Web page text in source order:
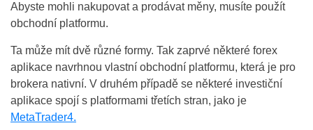
Abyste mohli nakupovat a prodávat měny, musíte použít
obchodní platformu.
Ta může mít dvě různé formy. Tak zaprvé některé forex
aplikace navrhnou vlastní obchodní platformu, která je pro
brokera nativní. V druhém případě se některé investiční
aplikace spojí s platformami třetích stran, jako je
MetaTrader4.